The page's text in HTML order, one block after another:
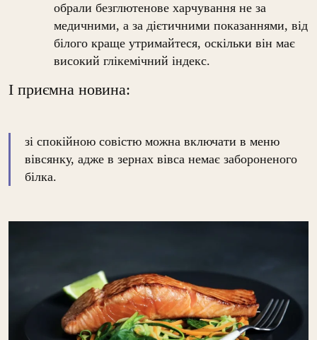
обрали безглютенове харчування не за
медичними, а за дієтичними показаннями, від
білого краще утримайтеся, оскільки він має
високий глікемічний індекс.
І приємна новина:
зі спокійною совістю можна включати в меню
вівсянку, адже в зернах вівса немає забороненого
білка.